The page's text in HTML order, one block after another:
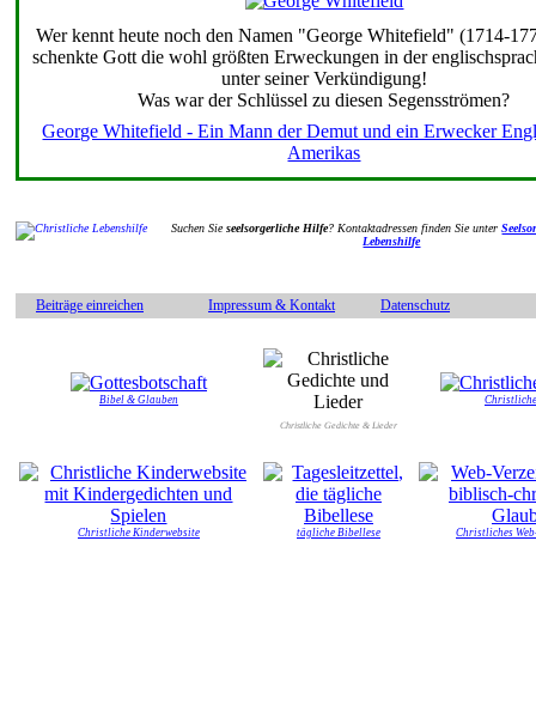
Wer kennt heute noch den Namen "George Whitefield" (1714-
schenkte Gott die wohl größten Erweckungen in der
unter seiner Verkündigung!
Was war der Schlüssel zu diesen Segensströmen?
George Whitefield - Ein Mann der Demut und ein Erwecker
Amerikas
Suchen Sieseelsorgerliche Hilfe? Kontaktadressen finden Sie unter
Lebenshilfe
Beiträge einreichen Impressum & Kontakt Datenschutz
Bibel & Glauben
Christliche Gedichte & Lieder
Christliche Kinderwebsite tägliche Bibellese Christliches